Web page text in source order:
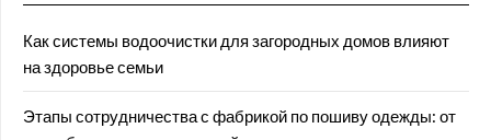
Как системы водоочистки для загородных домов влияют
на здоровье семьи
Этапы сотрудничества с фабрикой по пошиву одежды: от